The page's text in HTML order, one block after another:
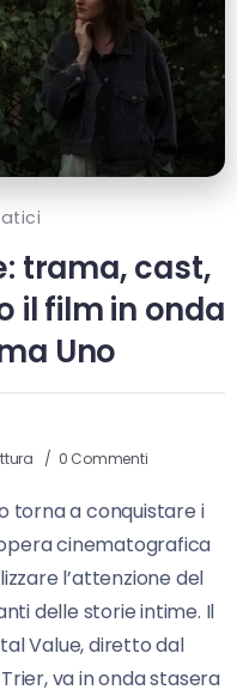
trama, cast,
il film in onda
Uno
0 Commenti
torna a conquistare i
cinematografica
l’attenzione del
delle storie intime. Il
Value, diretto dal
va in onda stasera